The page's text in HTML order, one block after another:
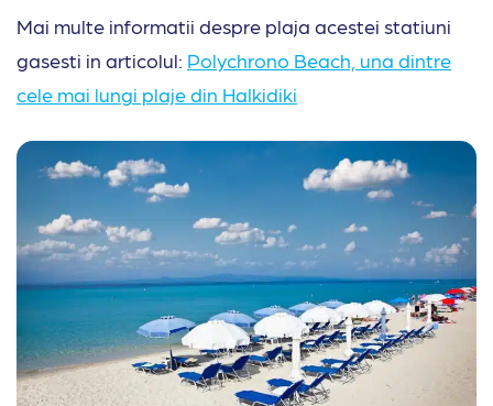
Mai multe informatii despre plaja acestei statiuni
gasesti in articolul: Polychrono Beach, una dintre
cele mai lungi plaje din Halkidiki